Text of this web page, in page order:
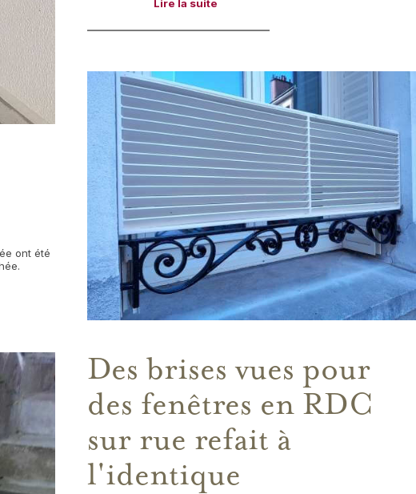
ont été
Lire la suite
Des brises vues pour
des fenêtres en RDC
sur rue refait à
l'identique